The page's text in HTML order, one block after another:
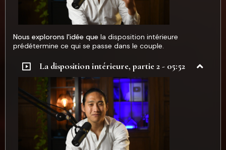
Nous explorons l'idée que la disposition intérieure
prédétermine ce qui se passe dans le couple.
La disposition intérieure, partie 2 - 05:52